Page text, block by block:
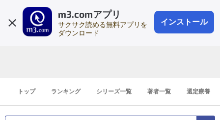
m3.comアプリ
サクサク読める無料アプリを
ダウンロード
インストール
会員登録
登録1分
トップ ランキング シリーズ一覧 著者一覧 選定療養